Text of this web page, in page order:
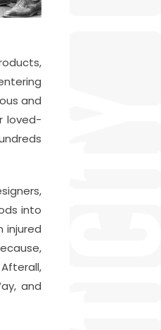
and
loved-
into
injured
and